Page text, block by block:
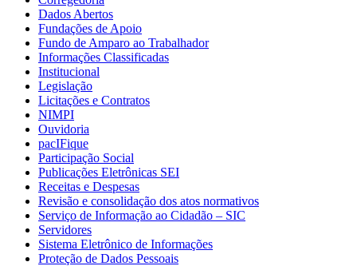
Dados Abertos
Fundações de Apoio
Fundo de Amparo ao Trabalhador
Informações Classificadas
Institucional
Legislação
Licitações e Contratos
NIMPI
Ouvidoria
pacIFique
Participação Social
Publicações Eletrônicas SEI
Receitas e Despesas
Revisão e consolidação dos atos normativos
Serviço de Informação ao Cidadão – SIC
Servidores
Sistema Eletrônico de Informações
Proteção de Dados Pessoais